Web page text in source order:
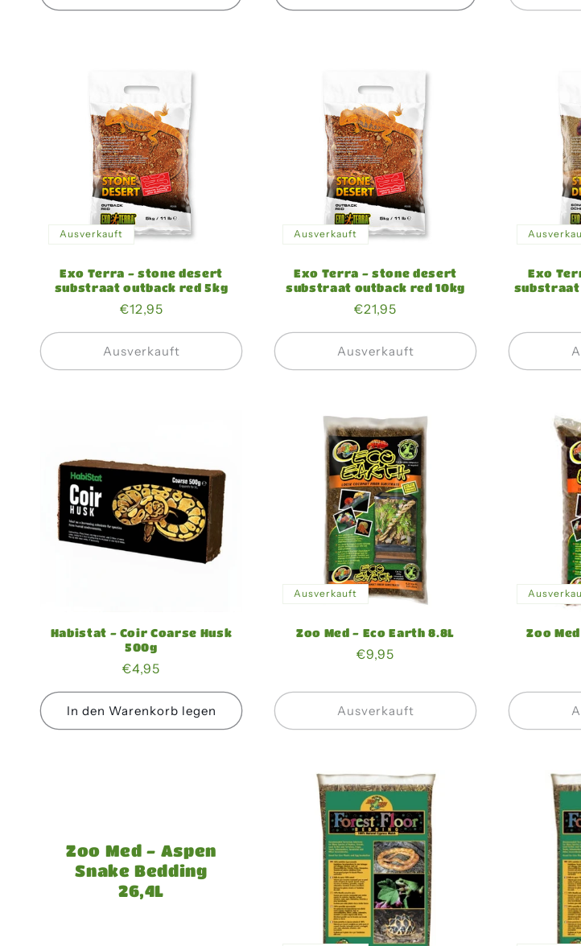
Ausverkauft
Exo Terra - stone desert
substraat outback red 5kg
Normaler
Preis
€12,95
Ausverkauft
Ausverkauft
Exo Terra - stone desert
substraat outback red 10kg
Normaler
Preis
€21,95
Ausverkauft
Exo
substraat
Habistat - Coir Coarse Husk
500g
Normaler
Preis
€4,95
In den Warenkorb legen
Ausverkauft
Zoo Med - Eco Earth 8.8L
Normaler
€9,95
Ausverkauft
Zoo
Zoo Med - Aspen
Snake Bedding
26,4L